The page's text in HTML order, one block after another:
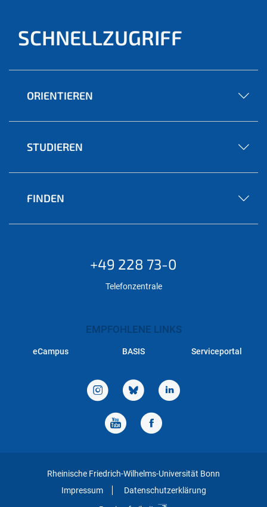
SCHNELLZUGRIFF
ORIENTIEREN
STUDIEREN
FINDEN
+49 228 73-0
Telefonzentrale
EMPFOHLENE LINKS
eCampus BASIS Serviceportal
Rheinische Friedrich-Wilhelms-Universität Bonn
Impressum
Datenschutzerklärung